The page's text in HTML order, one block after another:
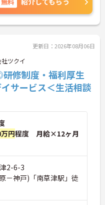
理なく働けま
と待遇＞「介
キャリアプラ
や資格取得支
プが可能で
更新日：2026年08月06日
ツクイ
研修制度・福利厚生
サービス＜生活相談
円程度 月給×12ヶ月
2-6-3
－神戸)「南草津駅」徒